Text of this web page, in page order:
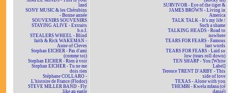
land
SONY MUSIC & les Chérubins
- Bonne année
SOUVENIRS SOUVENIRS
STAYING ALIVE - Extraits
b.o.f.
STEALERS WHEEL - Blind
faith & Rick WAKEMAN -
Anne of Cleves
Stephan EICHER - Pas d'ami
(comme toi)
Stephan EICHER - Rien à voir
Stephan EICHER - Tu ne me
dois rien
Stéphane COLLARO -
L'histoire de France (Flodor)
STEVE MILLER BAND - Fly
like an eagle
SURVIVOR - Eye of the tiger &
JAMES BROWN - Living in
America
TALK TALK - It's my life /
Such a shame
TALKING HEADS - Road to
nowhere
TEARS FOR FEARS - Famous
last words
TEARS FOR FEARS - Laid so
low (tears roll down)
TEN SHARP - You [White
Label]
Terence TRENT D'ARBY - This
side of love
TEXAS - Alone with you
THEMBI - Kwela mfana (cé
dansé)